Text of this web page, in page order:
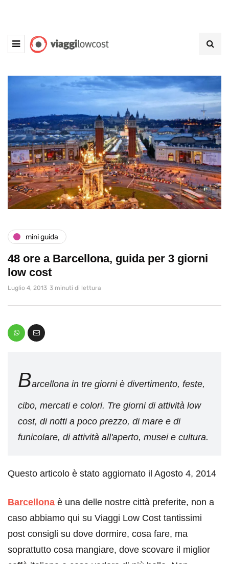
mini guida
48 ore a Barcellona, guida per 3 giorni
low cost
Luglio 4, 2013 3 minuti di lettura
Barcellona in tre giorni è divertimento, feste,
cibo, mercati e colori. Tre giorni di attività low
cost, di notti a poco prezzo, di mare e di
funicolare, di attività all'aperto, musei e cultura.
Questo articolo è stato aggiornato il Agosto 4, 2014
Barcellona è una delle nostre città preferite, non a
caso abbiamo qui su Viaggi Low Cost tantissimi
post consigli su dove dormire, cosa fare, ma
soprattutto cosa mangiare, dove scovare il miglior